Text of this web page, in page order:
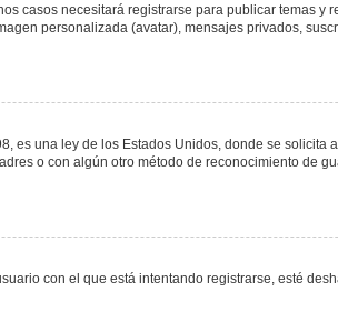
casos necesitará registrarse para publicar temas y
personalizada (avatar), mensajes privados,
es una ley de los Estados Unidos, donde se
o con algún otro método de reconocimiento de
con el que está intentando registrarse, esté